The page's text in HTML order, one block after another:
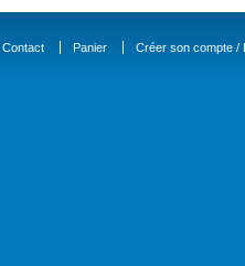
Contact Panier Créer son compte /